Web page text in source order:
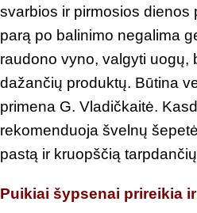
svarbios ir pirmosios dienos
parą po balinimo negalima
raudono vyno, valgyti uogų,
dažančių produktų. Būtina
primena G. Vladičkaitė.
rekomenduoja švelnų
pastą ir kruopščią
Puikiai šypsenai prireikia